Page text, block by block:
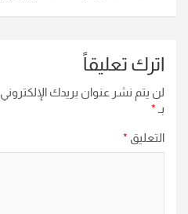
اترك تعليقاً
لن يتم نشر عنوان بريدك الإلكتروني.
بـ *
التعليق *